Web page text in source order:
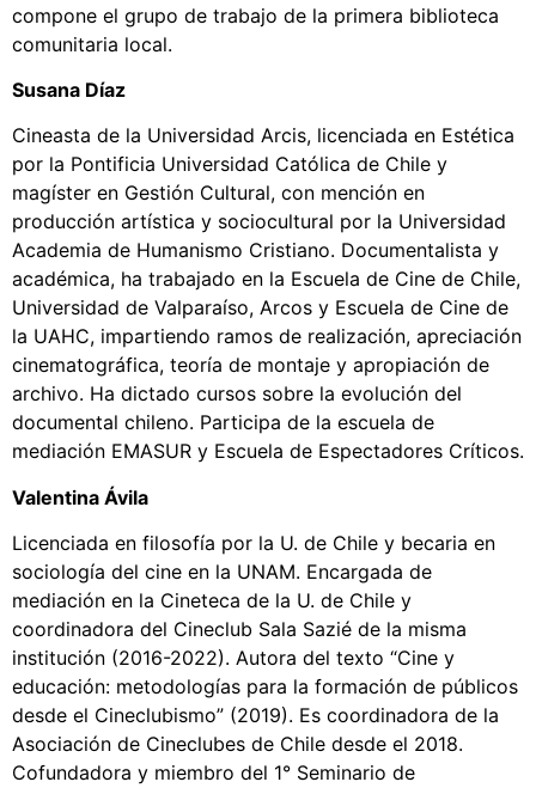
compone el grupo de trabajo de la primera biblioteca
comunitaria local.
Susana Díaz
Cineasta de la Universidad Arcis, licenciada en Estética
por la Pontificia Universidad Católica de Chile y
magíster en Gestión Cultural, con mención en
producción artística y sociocultural por la Universidad
Academia de Humanismo Cristiano. Documentalista y
académica, ha trabajado en la Escuela de Cine de Chile,
Universidad de Valparaíso, Arcos y Escuela de Cine de
la UAHC, impartiendo ramos de realización, apreciación
cinematográfica, teoría de montaje y apropiación de
archivo. Ha dictado cursos sobre la evolución del
documental chileno. Participa de la escuela de
mediación EMASUR y Escuela de Espectadores Críticos.
Valentina Ávila
Licenciada en filosofía por la U. de Chile y becaria en
sociología del cine en la UNAM. Encargada de
mediación en la Cineteca de la U. de Chile y
coordinadora del Cineclub Sala Sazié de la misma
institución (2016-2022). Autora del texto “Cine y
educación: metodologías para la formación de públicos
desde el Cineclubismo” (2019). Es coordinadora de la
Asociación de Cineclubes de Chile desde el 2018.
Cofundadora y miembro del 1° Seminario de